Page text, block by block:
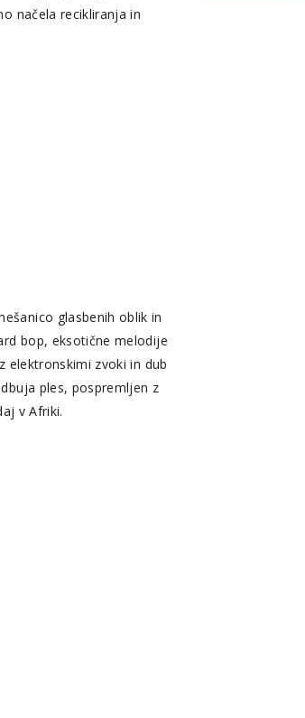
načela recikliranja in
glasbenih oblik in
bop, eksotične melodije
zvoki in dub
ples, pospremljen z
v Afriki.